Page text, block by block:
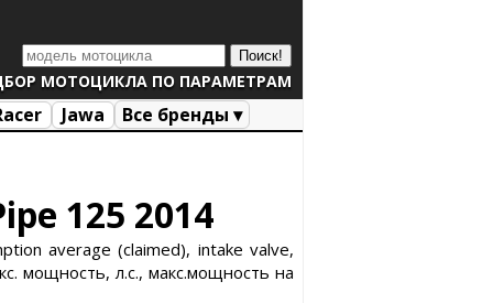
МОТОЦИКЛА ПО ПАРАМЕТРАМ
Jawa Все бренды ▾
125 2014
average (claimed), intake valve,
мощность, л.с., макс.мощность на